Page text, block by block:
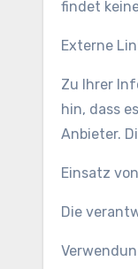
findet
Externe
Zu Ihrer
hin, dass
Anbieter.
Einsatz
Die